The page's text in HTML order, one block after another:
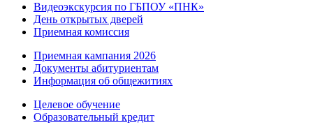
Видеоэкскурсия по ГБПОУ «ПНК»
День открытых дверей
Приемная комиссия
Приемная кампания 2026
Дoкументы абитуриентам
Информация об общежитиях
Целевое обучение
Образовательный кредит